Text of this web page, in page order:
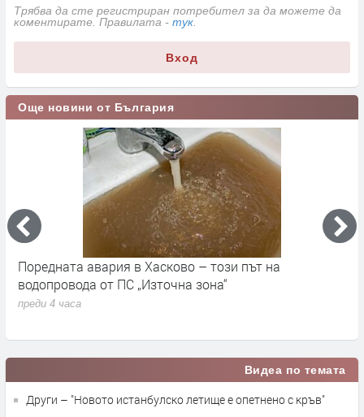
Трябва да сте регистриран потребител за да можете да
коментирате. Правилата - тук
Вход
Още новини от България
Поредната авария в Хасково – този път на
водопровода от ПС „Източна зона“
преди 4 часа
Видеа по темата
Други – "Новото истанбулско летище е опетнено с кръв"